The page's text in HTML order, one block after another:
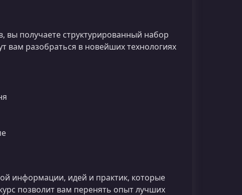
вы получаете структурированный набор
разобраться в новейших технологиях
информации, идей и практик, которые
позволит вам перенять опыт лучших